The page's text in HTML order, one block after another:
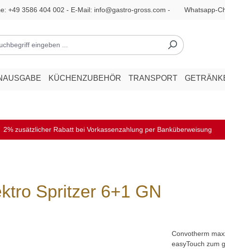
+49 3586 404 002 - E-Mail: info@gastro-gross.com - Whatsapp-
KÜCHENZUBEHÖR TRANSPORT
2% zusätzlicher Rabatt bei Vorkassenzahlung per Banküberweisung
Spritzer 6+1 GN
Convotherm
easyTouch zum